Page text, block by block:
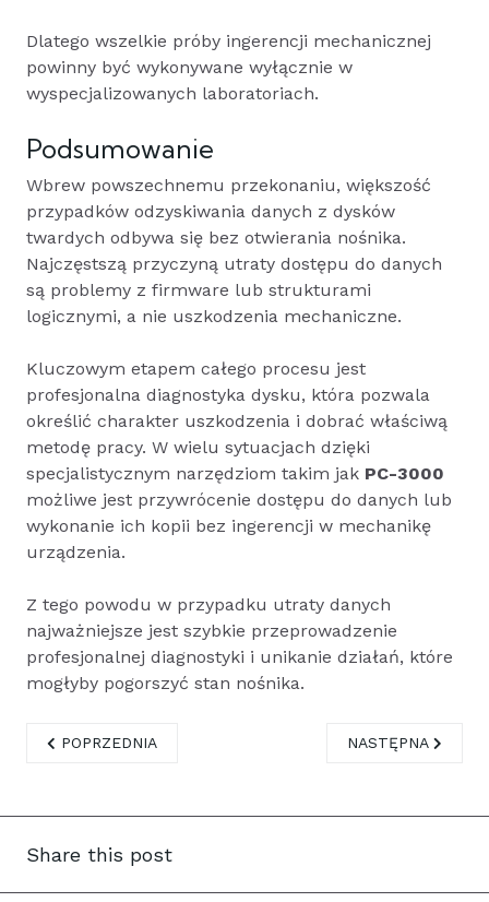
Dlatego wszelkie próby ingerencji mechanicznej
powinny być wykonywane wyłącznie w
wyspecjalizowanych laboratoriach.
Podsumowanie
Wbrew powszechnemu przekonaniu, większość
przypadków odzyskiwania danych z dysków
twardych odbywa się bez otwierania nośnika.
Najczęstszą przyczyną utraty dostępu do danych
są problemy z firmware lub strukturami
logicznymi, a nie uszkodzenia mechaniczne.
Kluczowym etapem całego procesu jest
profesjonalna diagnostyka dysku, która pozwala
określić charakter uszkodzenia i dobrać właściwą
metodę pracy. W wielu sytuacjach dzięki
specjalistycznym narzędziom takim jak PC-3000
możliwe jest przywrócenie dostępu do danych lub
wykonanie ich kopii bez ingerencji w mechanikę
urządzenia.
Z tego powodu w przypadku utraty danych
najważniejsze jest szybkie przeprowadzenie
profesjonalnej diagnostyki i unikanie działań, które
mogłyby pogorszyć stan nośnika.
POPRZEDNIA STRONA: UŻYWANE DYSKI SEAGATE EXOS
POPRZEDNIA NASTĘPNA
NASTĘPNA
Share this post